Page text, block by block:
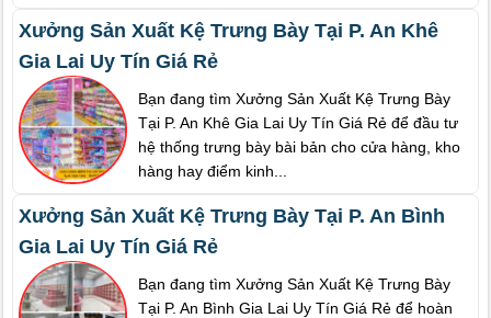
Xưởng Sản Xuất Kệ Trưng Bày Tại P. An Khê
Gia Lai Uy Tín Giá Rẻ
Bạn đang tìm Xưởng Sản Xuất Kệ Trưng Bày
Tại P. An Khê Gia Lai Uy Tín Giá Rẻ để đầu tư
hệ thống trưng bày bài bản cho cửa hàng, kho
hàng hay điểm kinh...
Xưởng Sản Xuất Kệ Trưng Bày Tại P. An Bình
Gia Lai Uy Tín Giá Rẻ
Bạn đang tìm Xưởng Sản Xuất Kệ Trưng Bày
Tại P. An Bình Gia Lai Uy Tín Giá Rẻ để hoàn